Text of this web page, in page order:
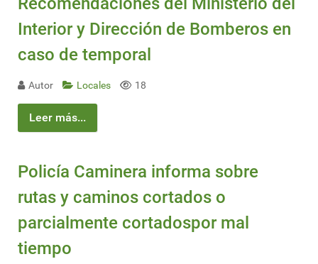
Interior y Dirección de Bomberos en
caso de temporal
Autor Locales 18
Leer más...
Policía Caminera informa sobre
rutas y caminos cortados o
parcialmente cortadospor mal
tiempo